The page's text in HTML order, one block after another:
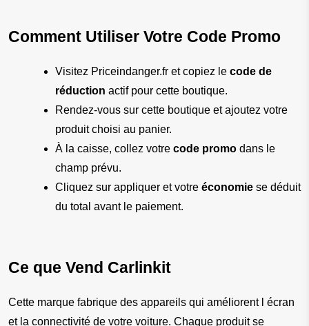
Comment Utiliser Votre Code Promo
Visitez Priceindanger.fr et copiez le code de
réduction actif pour cette boutique.
Rendez-vous sur cette boutique et ajoutez votre
produit choisi au panier.
À la caisse, collez votre code promo dans le
champ prévu.
Cliquez sur appliquer et votre économie se déduit
du total avant le paiement.
Ce que Vend Carlinkit
Cette marque fabrique des appareils qui améliorent l écran
et la connectivité de votre voiture. Chaque produit se